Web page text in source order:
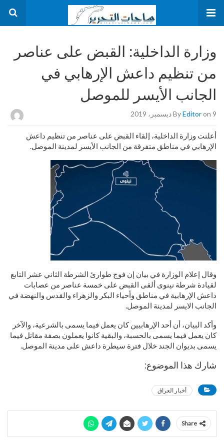
وزارة الداخلية: القبض على عناصر
من تنظيم داعش الإرهابي في
الجانب الأيسر للموصل
ByEditoron 9 ديسمبر، 2019
أعلنت وزارة الداخلية، إلقاء القبض على عناصر من تنظيم داعش
الإرهابي في مناطق متفرقة من الجانب الأيسر لمدينة الموصل.
وقال إعلام الوزارة في بيان إن فوج طوارئ الشرطة الثاني عشر التابع
لقيادة شرطة نينوى ألقى القبض على خمسة عناصر من عصابات
داعش الإرهابية في مناطق وأحياء البكر والزهراء والقدس والنهضة في
الجانب الايسر لمدينة الموصل.
وأكد البيان، أن أحد الإرهابيين كان يعمل فيما يسمى بالشرعية، والآخر
كان يعمل فيما يسمى بالحسبة، والبقية كانوا يعملون بصفة مقاتل فيما
يسمى بديوان الجند خلال فترة سيطرة داعش على مدينة الموصل.
شارك هذا الموضوع:
أخبار العراق
Share